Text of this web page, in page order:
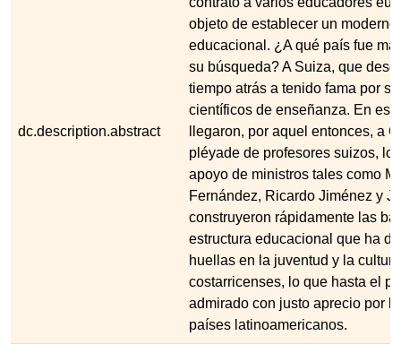
dc.description.abstract
objeto de establecer un moderno
educacional. ¿A qué país fue
su búsqueda? A Suiza, que
tiempo atrás a tenido fama por
científicos de enseñanza. En
llegaron, por aquel entonces, a
pléyade de profesores suizos,
apoyo de ministros tales como
Fernández, Ricardo Jiménez y J.
construyeron rápidamente las
estructura educacional que ha
huellas en la juventud y la cultura
costarricenses, lo que hasta el
admirado con justo aprecio por
países latinoamericanos.